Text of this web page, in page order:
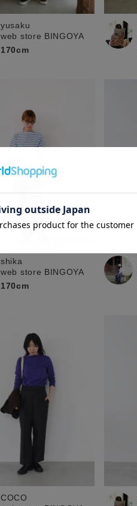
yusaku
web store BINGOYA
170cm
shika
web store BINGOYA
170cm
COCO